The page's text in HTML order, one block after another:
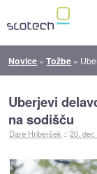
Novice »Tožbe »
Uberjevi
na sodišču
Dare Hriberšek ::20. dec